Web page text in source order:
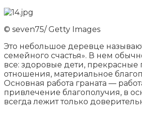
© seven75/ Getty Images
Это небольшое деревце
семейного счастья». В нем
все: здоровые дети,
отношения, материальное
Основная работа граната —
привлечение благополучия, в
всегда лежит только